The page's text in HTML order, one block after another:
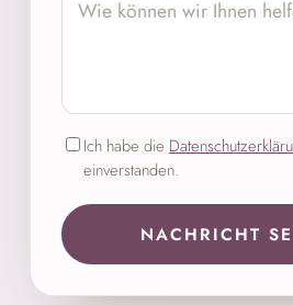
Ich habe die
einverstanden.
NACHRICHT